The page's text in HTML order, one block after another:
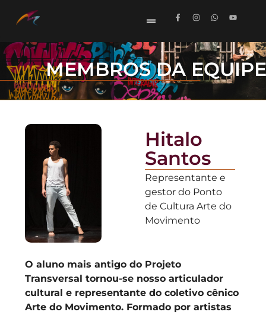
MEMBROS DA
Hitalo
Santos
Representante e
gestor do Ponto
de Cultura Arte do
Movimento
O aluno mais antigo do Projeto
Transversal tornou-se nosso articulador
cultural e representante do coletivo cênico
Arte do Movimento. Formado por artistas